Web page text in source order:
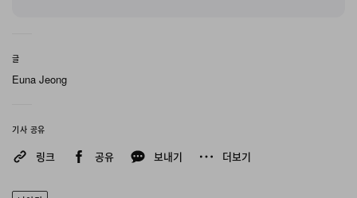
글
Euna Jeong
기사 공유
링크 공유 보내기 더보기